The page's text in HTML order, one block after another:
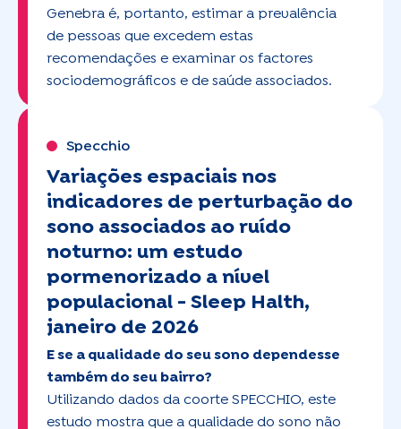
Genebra é, portanto, estimar a prevalência
de pessoas que excedem estas
recomendações e examinar os factores
sociodemográficos e de saúde associados.
Specchio
Variações espaciais nos
indicadores de perturbação do
sono associados ao ruído
noturno: um estudo
pormenorizado a nível
populacional - Sleep Halth,
janeiro de 2026
E se a qualidade do seu sono dependesse
também do seu bairro?
Utilizando dados da coorte SPECCHIO, este
estudo mostra que a qualidade do sono não